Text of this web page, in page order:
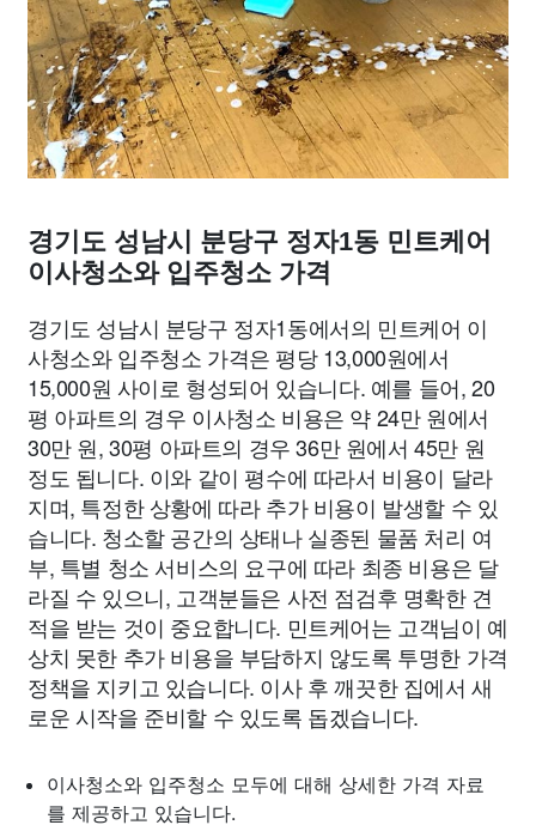
경기도 성남시 분당구 정자1동 민트케어
이사청소와 입주청소 가격
경기도 성남시 분당구 정자1동에서의 민트케어 이
사청소와 입주청소 가격은 평당 13,000원에서
15,000원 사이로 형성되어 있습니다. 예를 들어, 20
평 아파트의 경우 이사청소 비용은 약 24만 원에서
30만 원, 30평 아파트의 경우 36만 원에서 45만 원
정도 됩니다. 이와 같이 평수에 따라서 비용이 달라
지며, 특정한 상황에 따라 추가 비용이 발생할 수 있
습니다. 청소할 공간의 상태나 실종된 물품 처리 여
부, 특별 청소 서비스의 요구에 따라 최종 비용은 달
라질 수 있으니, 고객분들은 사전 점검후 명확한 견
적을 받는 것이 중요합니다. 민트케어는 고객님이 예
상치 못한 추가 비용을 부담하지 않도록 투명한 가격
정책을 지키고 있습니다. 이사 후 깨끗한 집에서 새
로운 시작을 준비할 수 있도록 돕겠습니다.
이사청소와 입주청소 모두에 대해 상세한 가격 자료
를 제공하고 있습니다.